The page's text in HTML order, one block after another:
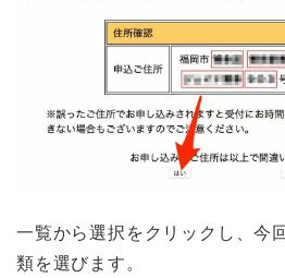
一覧から選択をクリックし、今
類を選びます。